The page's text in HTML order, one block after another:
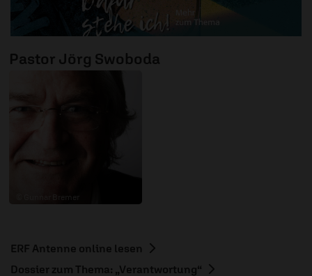
Pastor Jörg Swoboda
ERF Antenne online lesen
Dossier zum Thema: „Verantwortung“